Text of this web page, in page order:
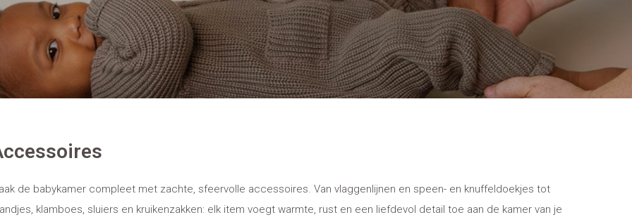
de babykamer compleet met zachte, sfeervolle accessoires. Van vlaggenlijnen en speen- en knuffeldoekjes tot
klamboes, sluiers en kruikenzakken: elk item voegt warmte, rust en een liefdevol detail toe aan de kamer van je